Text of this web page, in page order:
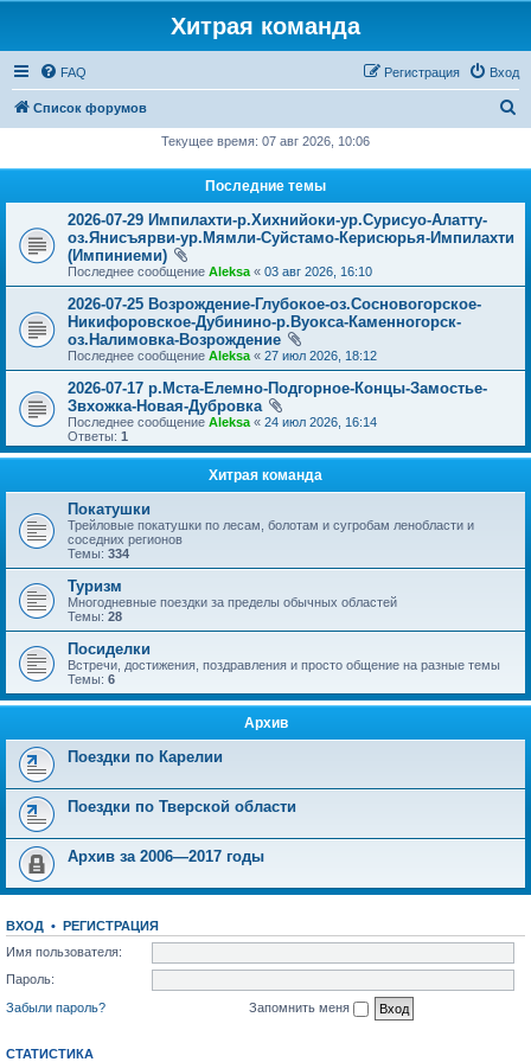
Хитрая команда
FAQ Вход
Регистрация
Список форумов
Текущее время: 07 авг 2026, 10:06
Последние темы
2026-07-29 Импилахти-р.Хихнийоки-ур.Сурисуо-Алатту-
оз.Янисъярви-ур.Мямли-Суйстамо-Керисюрья-Импилахти
(Импиниеми)
Последнее сообщение Aleksa « 03 авг 2026, 16:10
2026-07-25 Возрождение-Глубокое-оз.Сосновогорское-
Никифоровское-Дубинино-р.Вуокса-Каменногорск-
оз.Налимовка-Возрождение
Последнее сообщение Aleksa « 27 июл 2026, 18:12
2026-07-17 р.Мста-Елемно-Подгорное-Концы-Замостье-
Звхожка-Новая-Дубровка
Последнее сообщение Aleksa « 24 июл 2026, 16:14
Ответы: 1
Хитрая команда
Покатушки
Трейловые покатушки по лесам, болотам и сугробам ленобласти и
соседних регионов
Темы: 334
Туризм
Многодневные поездки за пределы обычных областей
Темы: 28
Посиделки
Встречи, достижения, поздравления и просто общение на разные темы
Темы: 6
Архив
Поездки по Карелии
Поездки по Тверской области
Архив за 2006—2017 годы
ВХОД • РЕГИСТРАЦИЯ
Имя пользователя:
Пароль:
Забыли пароль?
Запомнить меня
СТАТИСТИКА